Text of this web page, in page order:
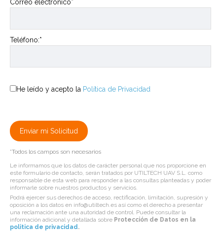
Correo electrónico*
Teléfono:*
He leído y acepto la Política de Privacidad
*Todos los campos son necesarios
Le informamos que los datos de carácter personal que nos proporcione en
este formulario de contacto, serán tratados por UTILTECH UAV S.L. como
responsable de esta web para responder a las consultas planteadas y poder
informarle sobre nuestros productos y servicios.
Podrá ejercer sus derechos de acceso, rectificación, limitación, supresión y
oposición a los datos en info@utiltech.es así como el derecho a presentar
una reclamación ante una autoridad de control. Puede consultar la
información adicional y detallada sobre Protección de Datos en la
politica de privacidad.